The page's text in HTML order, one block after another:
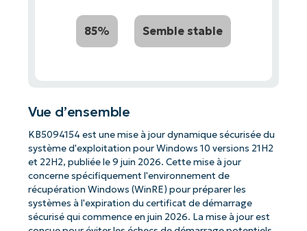
85% Semble stable
Vue d’ensemble
KB5094154 est une mise à jour dynamique sécurisée du
système d'exploitation pour Windows 10 versions 21H2
et 22H2, publiée le 9 juin 2026. Cette mise à jour
concerne spécifiquement l'environnement de
récupération Windows (WinRE) pour préparer les
systèmes à l'expiration du certificat de démarrage
sécurisé qui commence en juin 2026. La mise à jour est